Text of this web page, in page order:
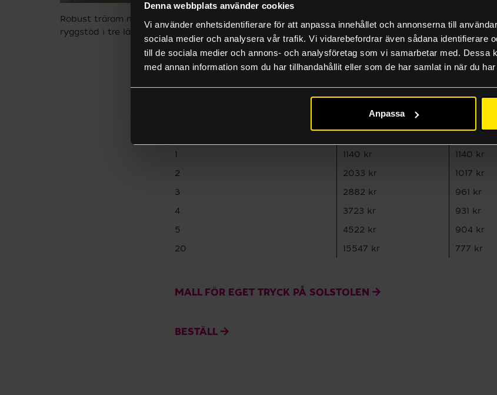
Denna webbplats använder cookies
Vi använder enhetsidentifierare för att anpassa innehållet och annonserna till
sociala medier och analysera vår trafik. Vi vidarebefordrar även sådana identifierare
till de sociala medier och annons- och analysföretag som vi samarbetar med. Dessa
med annan information som du har tillhandahållit eller som de har samlat in när du
Anpassa
Robust träram med justerbart
ryggstöd i tre lägen.
För extra säkerhet följer det med
monterbara krokar till ryggstödet.
förvara med en vikt
1 1140 kr
1140 kr
2
2033 kr
1017 kr
3
2882 kr
961 kr
4
3723 kr
931 kr
5
4522 kr
904 kr
20
15547 kr 777 kr
MALL FÖR EGET TRYCK PÅ SOLSTOLEN
BESTÄLL
FAQ
Lämna rätt
Jobba hos oss
Akademi